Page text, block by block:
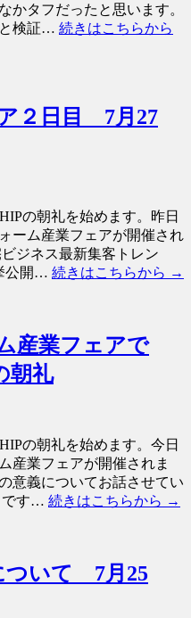
かタフだったと思います。
検証… 続きはこちらから
２日目 7月27
の朝礼を始めます。昨日
ーム産業フェアが開催され
ジネス最新集客トレン
公開… 続きはこちらから →
産業フェアで
朝礼
の朝礼を始めます。今日
産業フェアが開催されま
意義についてお話させてい
です… 続きはこちらから →
ついて 7月25